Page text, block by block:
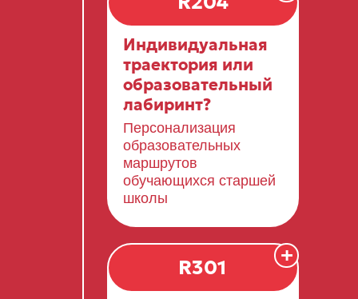
Индивидуальная
траектория или
образовательный
лабиринт?
Персонализация
образовательных
маршрутов
обучающихся старшей
школы
+
R301